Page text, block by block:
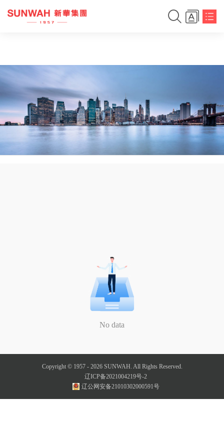
简体中文
No data
Copyright © 1957 - 2026SUNWAH. All Rights Reserved.
辽ICP备2021004219号-2
辽公网安备21010302000591号